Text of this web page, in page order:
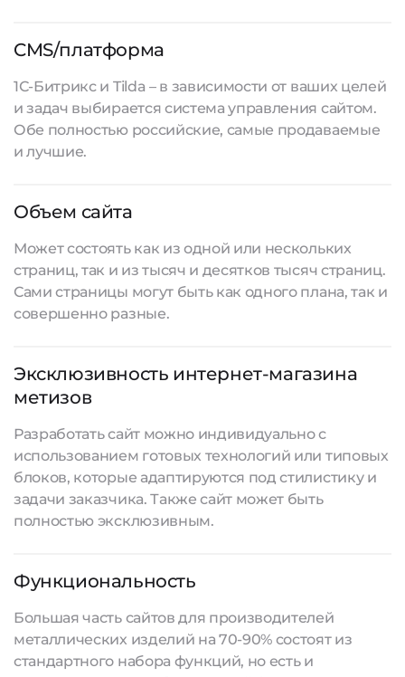
CMS/платформа
1С-Битрикс и Tilda – в зависимости от ваших целей
и задач выбирается система управления сайтом.
Обе полностью российские, самые продаваемые
и лучшие.
Объем сайта
Может состоять как из одной или нескольких
страниц, так и из тысяч и десятков тысяч страниц.
Сами страницы могут быть как одного плана, так и
совершенно разные.
Эксклюзивность интернет-магазина
метизов
Разработать сайтможно индивидуально с
использованием готовых технологий или типовых
блоков, которые адаптируются под стилистику и
задачи заказчика. Также сайт может быть
полностью эксклюзивным.
Функциональность
Большая часть сайтов для производителей
металлических изделий на 70-90% состоят из
стандартного набора функций, но есть и